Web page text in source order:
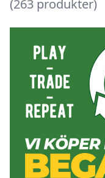
(263 produkter)